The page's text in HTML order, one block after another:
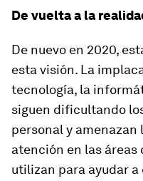
De vuelta a la
De nuevo en 2020,
esta visión. La
tecnología, la
siguen dificultando
personal y
atención en las áreas
utilizan para ayudar